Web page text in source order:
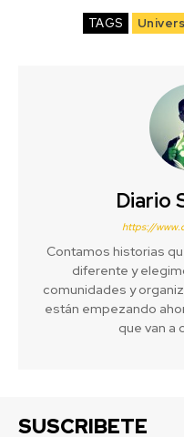
TAGS
Diario
https://
Contamos historias
diferente y
comunidades y
están empezando
que van a
SUSCRIBETE